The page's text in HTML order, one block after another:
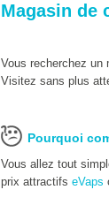
Magasin de
Vous recherchez un
Visitez sans plus
Pourquoi
Vous allez tout
prix attractifs eVaps